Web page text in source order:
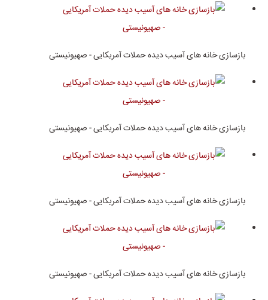
بازسازی خانه های آسیب دیده حملات آمریکایی - صهیونیستی
بازسازی خانه های آسیب دیده حملات آمریکایی - صهیونیستی
بازسازی خانه های آسیب دیده حملات آمریکایی - صهیونیستی
بازسازی خانه های آسیب دیده حملات آمریکایی - صهیونیستی